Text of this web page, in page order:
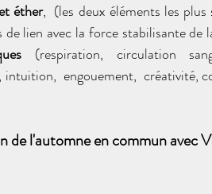
éther,  (les deux éléments les
lien avec la force stabilisante de
(respiration, circulation
intuition,  engouement,  créativité,
de l'automne en commun avec